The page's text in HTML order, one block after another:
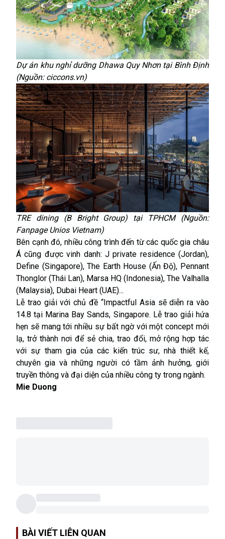
Dự án khu nghỉ dưỡng Dhawa Quy Nhơn tại Bình Định
(Nguồn: ciccons.vn)
TRE dining (B Bright Group) tại TPHCM (Nguồn:
Fanpage Unios Vietnam)
Bên cạnh đó, nhiều công trình đến từ các quốc gia châu
Á cũng được vinh danh: J private residence (Jordan),
Define (Singapore), The Earth House (Ấn Độ), Pennant
Thonglor (Thái Lan), Marsa HQ (Indonesia), The Valhalla
(Malaysia), Dubai Heart (UAE)...
Lễ trao giải với chủ đề “Impactful Asia sẽ diễn ra vào
14.8 tại Marina Bay Sands, Singapore. Lễ trao giải hứa
hẹn sẽ mang tới nhiều sự bất ngờ với một concept mới
lạ, trở thành nơi để sẻ chia, trao đổi, mở rộng hợp tác
với sự tham gia của các kiến trúc sư, nhà thiết kế,
chuyên gia và những người có tầm ảnh hưởng, giới
truyền thông và đại diện của nhiều công ty trong ngành.
Mie Duong
BÀI VIẾT LIÊN QUAN